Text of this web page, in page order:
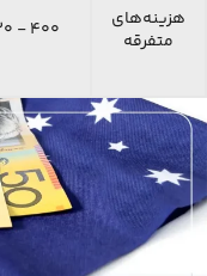
هزینه‌های
متفرقه
۴۰۰ - ۱۲۰